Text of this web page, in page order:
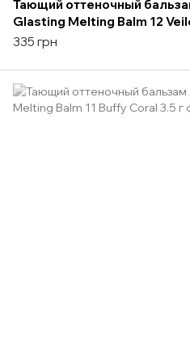
Тающий оттеночный
Glasting Melting Balm 12
335 грн